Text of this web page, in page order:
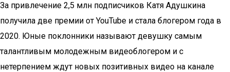
За привлечение 2,5 млн подписчиков Катя Адушкина
получила две премии от YouTube и стала блогером года в
2020. Юные поклонники называют девушку самым
талантливым молодежным видеоблогером и с
нетерпением ждут новых позитивных видео на канале